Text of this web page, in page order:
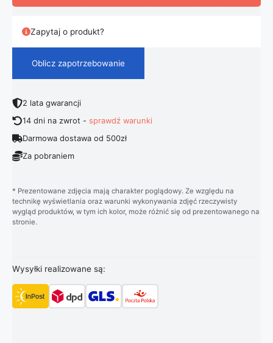
Zapytaj o produkt?
Oblicz zapotrzebowanie
2 lata gwarancji
14 dni na zwrot -sprawdź warunki
Darmowa dostawa od 500zł
Za pobraniem
* Prezentowane zdjęcia mają charakter poglądowy. Ze względu na
technikę wyświetlania oraz warunki wykonywania zdjęć rzeczywisty
wygląd produktów, w tym ich kolor, może różnić się od prezentowanego na
stronie.
Wysyłki realizowane są: